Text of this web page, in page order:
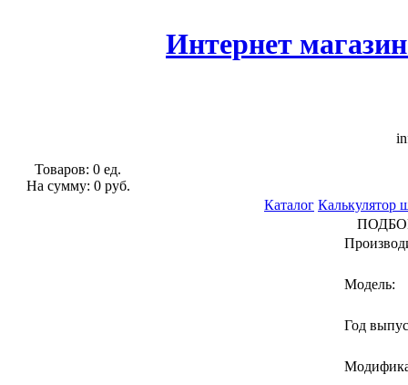
Интернет
Товаров: 0 ед.
На сумму: 0 руб.
Каталог Калькулятор
Модель:
Год